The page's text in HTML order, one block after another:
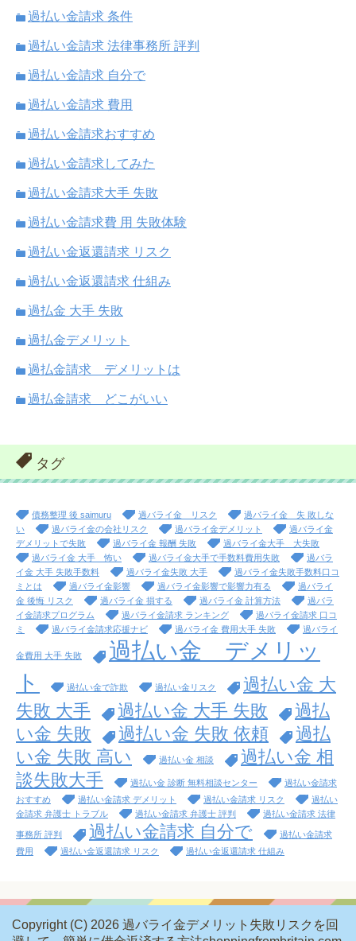
過払い金請求 条件
過払い金請求 法律事務所 評判
過払い金請求 自分で
過払い金請求 費用
過払い金請求おすすめ
過払い金請求してみた
過払い金請求大手 失敗
過払い金請求費 用 失敗体験
過払い金返還請求 リスク
過払い金返還請求 仕組み
過払金 大手 失敗
過払金デメリット
過払金請求 デメリットは
過払金請求 どこがいい
タグ
債務整理 後 saimuru 過バライ金 リスク
過バライ金 失 敗しな
い
過バライ金の会社リスク 過バライ金デメリット
過バライ金
デメリットで失敗
過バライ金 報酬 失敗
過バライ金大手 大失敗
過バライ金 大手 怖い
過バライ金大手で手数料費用失敗
過バラ
イ金 大手 失敗手数料
過バライ金失敗 大手
過バライ金失敗手数料口コ
ミとは
過バライ金影響 過バライ金影響で影響力有る
過バライ
金 後悔 リスク
過バライ金 損する 過バライ金 計算方法
過バラ
イ金請求プログラム
過バライ金請求 ランキング
過バライ金請求 口コ
ミ
過バライ金請求応援ナビ 過バライ金 費用大手 失敗 過バライ
金費用 大手 失敗
過払い金 デメリッ
ト
過払い金で詐欺 過払い金リスク
過払い金 大
失敗 大手
過払い金 大手 失敗
過払
い金 失敗
過払い金 失敗 依頼
過払
い金 失敗 高い
過払い金 相談
過払い金 相
談失敗大手
過払い金 診断 無料相談センター
過払い金請求
おすすめ
過払い金請求 デメリット 過払い金請求 リスク
過払い
金請求 弁護士 トラブル
過払い金請求 弁護士 評判 過払い金請求 法律
事務所 評判 過払い金請求 自分で
過払い金請求
費用
過払い金返還請求 リスク 過払い金返還請求 仕組み
Copyright (C) 2026 過バライ金デメリット失敗リスクを回